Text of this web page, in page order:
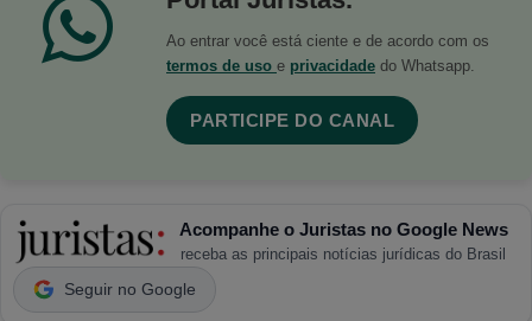
Ao entrar você está ciente e de acordo com os
termos de uso e privacidade do Whatsapp.
PARTICIPE DO CANAL
Acompanhe o Juristas no Google News
receba as principais notícias jurídicas do Brasil
Seguir no Google